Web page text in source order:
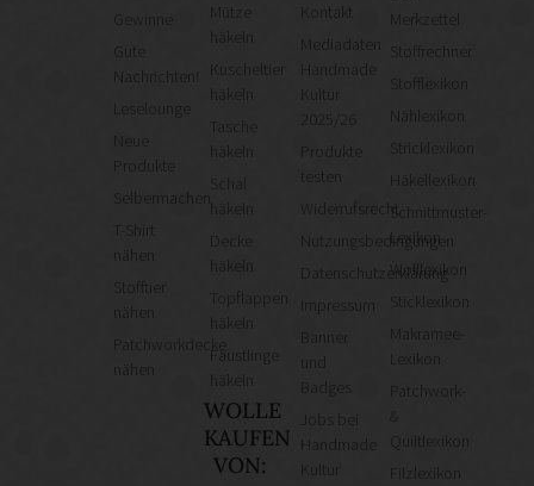
Gute
Nachrichten!
Leselounge
Neue
Produkte
Selbermachen
T-Shirt
Stofftier
Patchworkdecke
Mütze
häkeln
Kuscheltier
Tasche
häkeln
häkeln
Topflappen
häkeln
Fäustlinge
häkeln
WOLLE
KAUFEN
VON:
Kontakt
Mediadaten
Kultur
2025/26
Produkte
testen
Widerrufsrecht
Nutzungsbedingungen
Datenschutzerklärung
Kultur
Merkzettel
Stoffrechner
Stofflexikon
Nählexikon
Stricklexikon
Häkellexikon
Schnittmuster-
Lexikon
Wolllexikon
Sticklexikon
Makramee-
Lexikon
Patchwork-
&
Quiltlexikon
Filzlexikon